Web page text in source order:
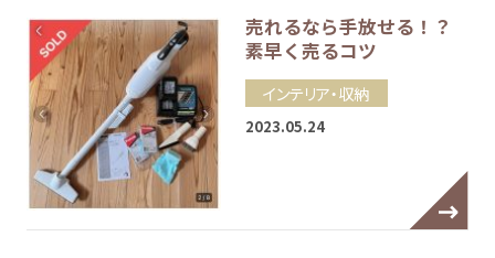
売れるなら手放せる！？
素早く売るコツ
インテリア・収納
2023.05.24